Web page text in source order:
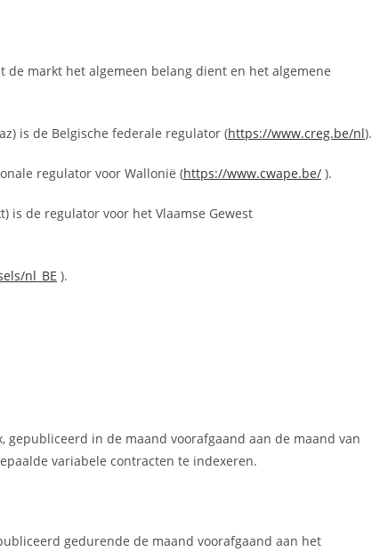
markt het algemeen belang dient en het algemene
is de Belgische federale regulator (https://www.creg.be/nl).
regulator voor Wallonië (https://www.cwape.be/ ).
is de regulator voor het Vlaamse Gewest
nl_BE ).
gepubliceerd in de maand voorafgaand aan de maand van
variabele contracten te indexeren.
gedurende de maand voorafgaand aan het